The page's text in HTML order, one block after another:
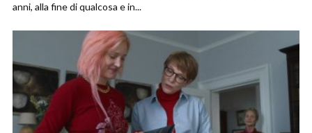
anni, alla fine di qualcosa e in...